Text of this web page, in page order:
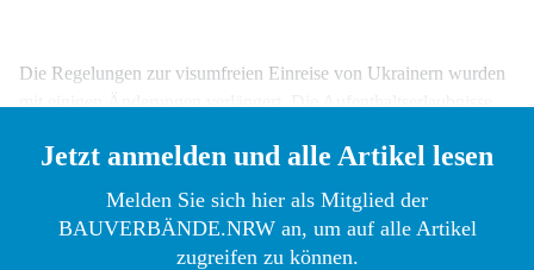
Die Regelungen zur visumfreien Einreise von Ukrainern wurden
Jetzt anmelden und alle Artikel lesen
Melden Sie sich hier als Mitglied der
BAUVERBÄNDE.NRW an, um auf alle Artikel
zugreifen zu können.